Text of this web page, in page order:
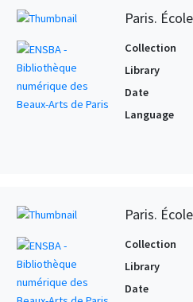
Paris.
Collection
Library
Date
Language
Paris.
Collection
Library
Date